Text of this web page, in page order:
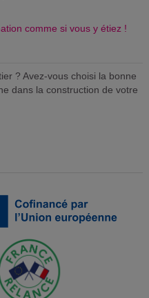
comme si vous y étiez !
? Avez-vous choisi la bonne
dans la construction de votre